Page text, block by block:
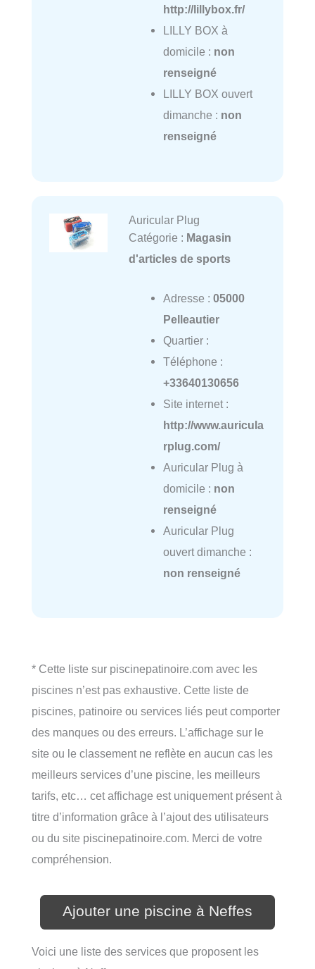
http://lillybox.fr/
LILLY BOX à
domicile : non
renseigné
LILLY BOX ouvert
dimanche : non
renseigné
Auricular Plug
Catégorie : Magasin
d'articles de sports
Adresse : 05000
Pelleautier
Quartier :
Téléphone :
+33640130656
Site internet :
http://www.auricula
rplug.com/
Auricular Plug à
domicile : non
renseigné
Auricular Plug
ouvert dimanche :
non renseigné
* Cette liste sur piscinepatinoire.com avec les
piscines n’est pas exhaustive. Cette liste de
piscines, patinoire ou services liés peut comporter
des manques ou des erreurs. L’affichage sur le
site ou le classement ne reflète en aucun cas les
meilleurs services d’une piscine, les meilleurs
tarifs, etc… cet affichage est uniquement présent à
titre d’information grâce à l’ajout des utilisateurs
ou du site piscinepatinoire.com. Merci de votre
compréhension.
Ajouter une piscine à Neffes
Voici une liste des services que proposent les